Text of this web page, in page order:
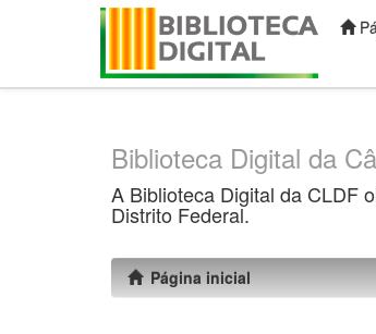
Biblioteca Digital da
A Biblioteca Digital da CLDF
Distrito Federal.
Página inicial